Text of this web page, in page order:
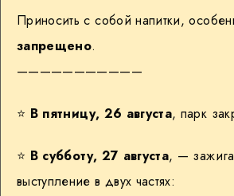
Приносить с собой напитки,
запрещено.
———————————
⭐️ В пятницу, 26 августа, парк
⭐️ В субботу, 27 августа, —
выступление в двух частях: